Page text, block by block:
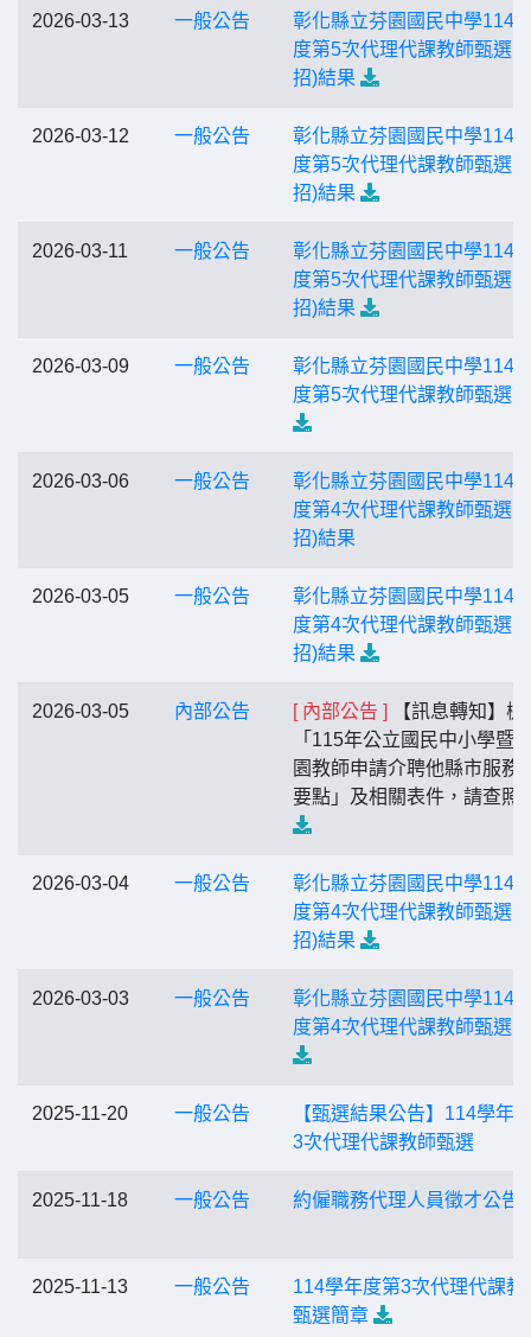
2026-03-13 一般公告
彰化縣立芬園國民中學114
度第5次代理代課教師甄選(
招)結果
2026-03-12 一般公告
彰化縣立芬園國民中學114
度第5次代理代課教師甄選(
招)結果
2026-03-11 一般公告
彰化縣立芬園國民中學114
度第5次代理代課教師甄選(
招)結果
2026-03-09 一般公告
彰化縣立芬園國民中學114
度第5次代理代課教師甄選
2026-03-06 一般公告
彰化縣立芬園國民中學114
度第4次代理代課教師甄選(
招)結果
2026-03-05 一般公告
彰化縣立芬園國民中學114
度第4次代理代課教師甄選(
招)結果
2026-03-05 內部公告 [ 內部公告 ]
【訊息轉知】檢
「115年公立國民中小學暨
園教師申請介聘他縣市服務
要點」及相關表件，請查照
2026-03-04 一般公告
彰化縣立芬園國民中學114
度第4次代理代課教師甄選(
招)結果
2026-03-03 一般公告
彰化縣立芬園國民中學114
度第4次代理代課教師甄選
2025-11-20 一般公告
【甄選結果公告】114學年
3次代理代課教師甄選
2025-11-18 一般公告 約僱職務代理人員徵才公告
2025-11-13 一般公告
114學年度第3次代理代課教
甄選簡章